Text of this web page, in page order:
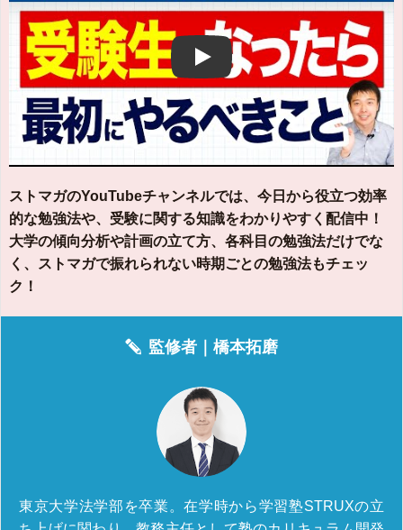
Play
ストマガのYouTubeチャンネルでは、今日から役立つ効率
的な勉強法や、受験に関する知識をわかりやすく配信中！
大学の傾向分析や計画の立て方、各科目の勉強法だけでな
く、ストマガで振れられない時期ごとの勉強法もチェッ
ク！
監修者｜橋本拓磨
東京大学法学部を卒業。在学時から学習塾STRUXの立